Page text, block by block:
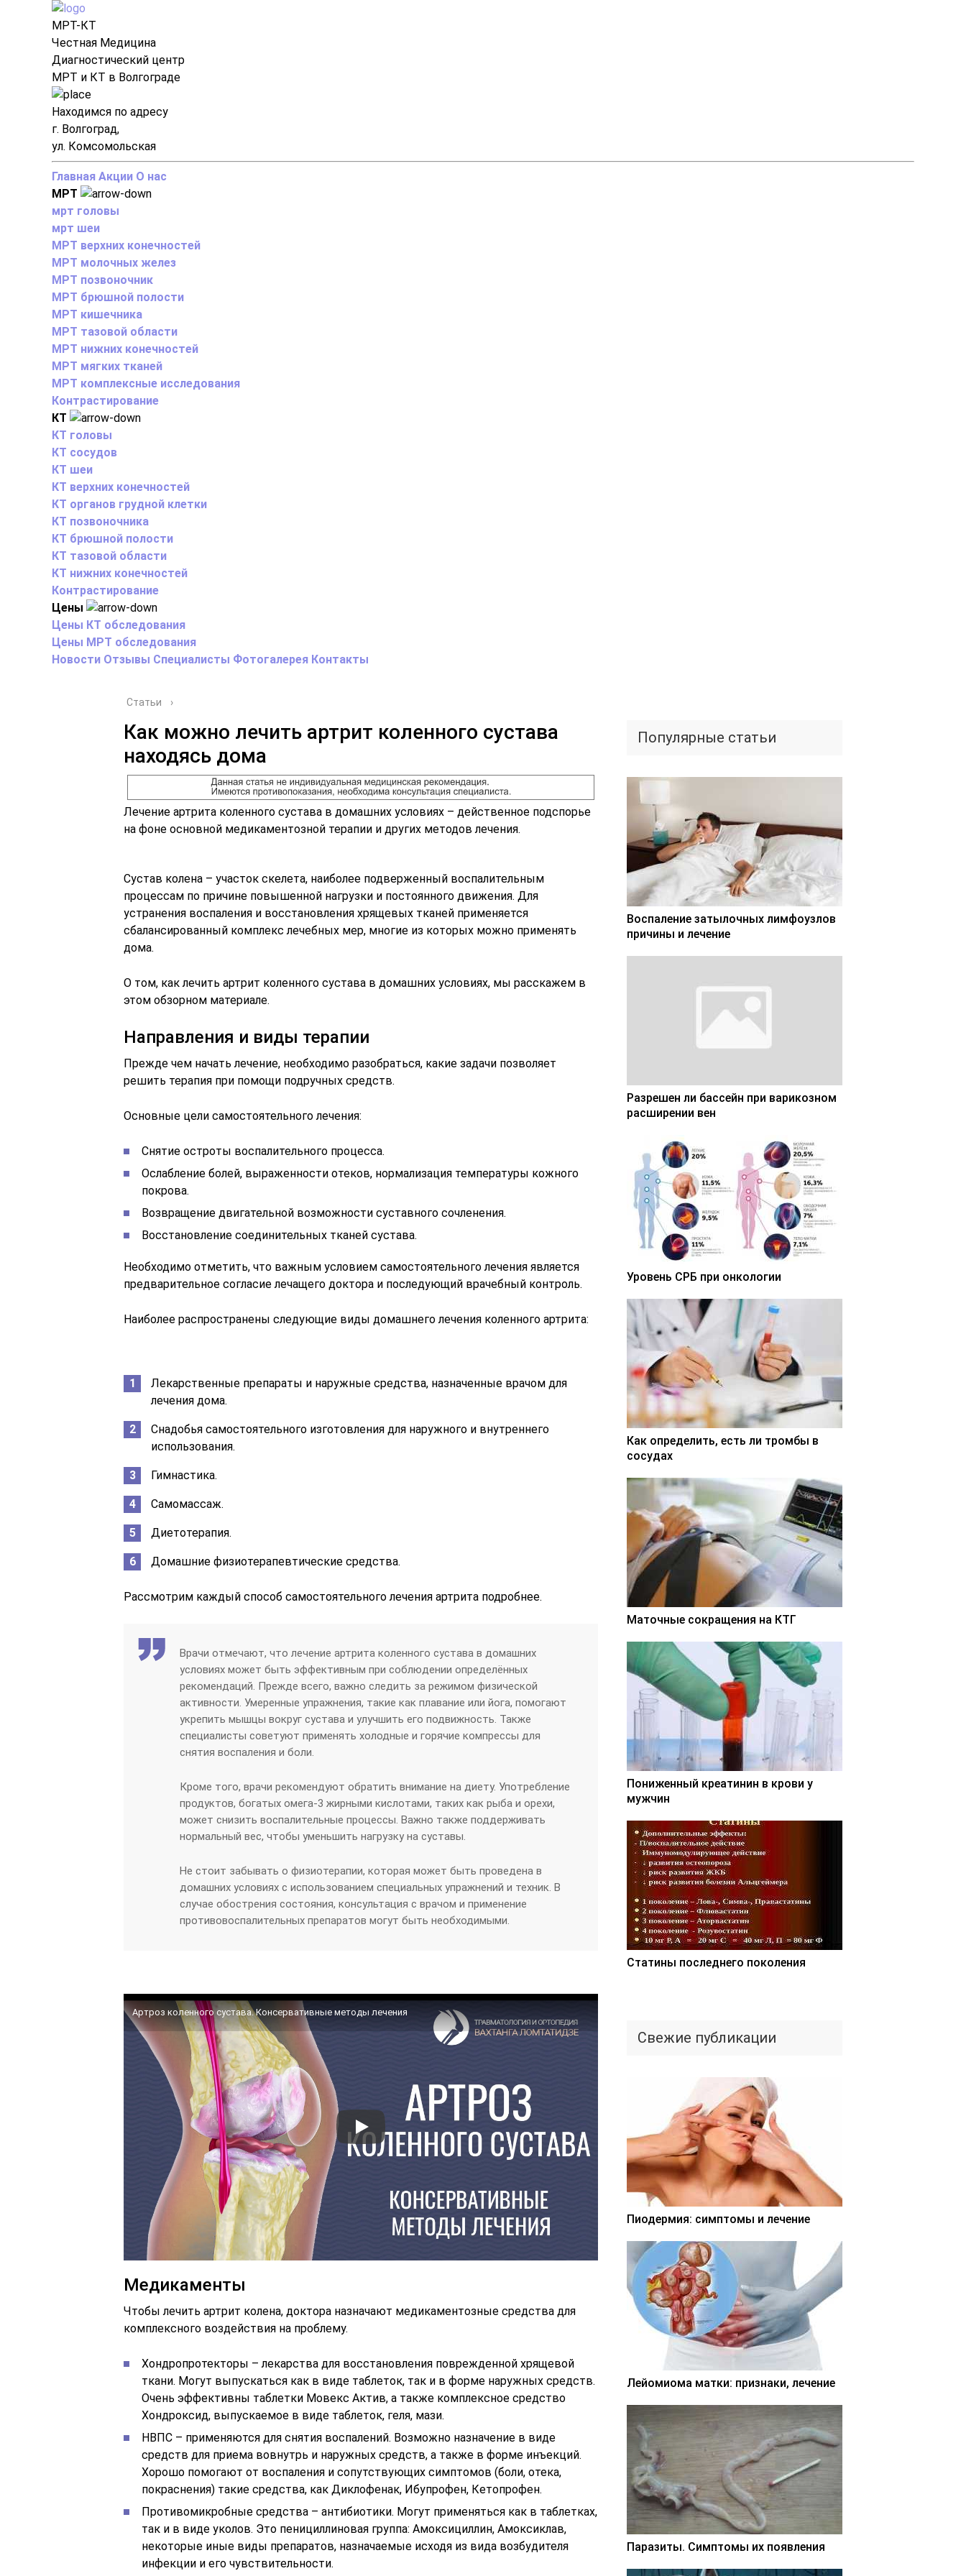
МРТ-КТ
Честная Медицина
Диагностический центр
МРТ и КТ в Волгограде
Находимся по адресу
г. Волгоград,
ул. Комсомольская
Главная Акции О нас
МРТ
мрт головы
мрт шеи
МРТ верхних конечностей
МРТ молочных желез
МРТ позвоночник
МРТ брюшной полости
МРТ кишечника
МРТ тазовой области
МРТ нижних конечностей
МРТ мягких тканей
МРТ комплексные исследования
Контрастирование
КТ
КТ головы
КТ сосудов
КТ шеи
КТ верхних конечностей
КТ органов грудной клетки
КТ позвоночника
КТ брюшной полости
КТ тазовой области
КТ нижних конечностей
Контрастирование
Цены
Цены КТ обследования
Цены МРТ обследования
Новости Отзывы Специалисты Фотогалерея Контакты
Статьи ›
Как можно лечить артрит коленного сустава
находясь дома
Лечение артрита коленного сустава в домашних условиях – действенное подспорье
на фоне основной медикаментозной терапии и других методов лечения.
Сустав колена – участок скелета, наиболее подверженный воспалительным
процессам по причине повышенной нагрузки и постоянного движения. Для
устранения воспаления и восстановления хрящевых тканей применяется
сбалансированный комплекс лечебных мер, многие из которых можно применять
дома.
О том, как лечить артрит коленного сустава в домашних условиях, мы расскажем в
этом обзорном материале.
Направления и виды терапии
Прежде чем начать лечение, необходимо разобраться, какие задачи позволяет
решить терапия при помощи подручных средств.
Основные цели самостоятельного лечения:
Снятие остроты воспалительного процесса.
Ослабление болей, выраженности отеков, нормализация температуры кожного
покрова.
Возвращение двигательной возможности суставного сочленения.
Восстановление соединительных тканей сустава.
Необходимо отметить, что важным условием самостоятельного лечения является
предварительное согласие лечащего доктора и последующий врачебный контроль.
Наиболее распространены следующие виды домашнего лечения коленного артрита:
Лекарственные препараты и наружные средства, назначенные врачом для
лечения дома.
Снадобья самостоятельного изготовления для наружного и внутреннего
использования.
Гимнастика.
Самомассаж.
Диетотерапия.
Домашние физиотерапевтические средства.
Рассмотрим каждый способ самостоятельного лечения артрита подробнее.
Врачи отмечают, что лечение артрита коленного сустава в домашних
условиях может быть эффективным при соблюдении определённых
рекомендаций. Прежде всего, важно следить за режимом физической
активности. Умеренные упражнения, такие как плавание или йога, помогают
укрепить мышцы вокруг сустава и улучшить его подвижность. Также
специалисты советуют применять холодные и горячие компрессы для
снятия воспаления и боли.
Кроме того, врачи рекомендуют обратить внимание на диету. Употребление
продуктов, богатых омега-3 жирными кислотами, таких как рыба и орехи,
может снизить воспалительные процессы. Важно также поддерживать
нормальный вес, чтобы уменьшить нагрузку на суставы.
Не стоит забывать о физиотерапии, которая может быть проведена в
домашних условиях с использованием специальных упражнений и техник. В
случае обострения состояния, консультация с врачом и применение
противовоспалительных препаратов могут быть необходимыми.
Артроз коленного сустава. Консервативные методы лечения
Медикаменты
Чтобы лечить артрит колена, доктора назначают медикаментозные средства для
комплексного воздействия на проблему.
Хондропротекторы – лекарства для восстановления поврежденной хрящевой
ткани. Могут выпускаться как в виде таблеток, так и в форме наружных средств.
Очень эффективны таблетки Мовекс Актив, а также комплексное средство
Хондроксид, выпускаемое в виде таблеток, геля, мази.
НВПС – применяются для снятия воспалений. Возможно назначение в виде
средств для приема вовнутрь и наружных средств, а также в форме инъекций.
Хорошо помогают от воспаления и сопутствующих симптомов (боли, отека,
покраснения) такие средства, как Диклофенак, Ибупрофен, Кетопрофен.
Противомикробные средства – антибиотики. Могут применяться как в таблетках,
так и в виде уколов. Это пенициллиновая группа: Амоксициллин, Амоксиклав,
некоторые иные виды препаратов, назначаемые исходя из вида возбудителя
инфекции и его чувствительности.
Популярные статьи
Воспаление затылочных лимфоузлов
причины и лечение
Разрешен ли бассейн при варикозном
расширении вен
Уровень СРБ при онкологии
Как определить, есть ли тромбы в
сосудах
Маточные сокращения на КТГ
Пониженный креатинин в крови у
мужчин
Статины последнего поколения
Свежие публикации
Пиодермия: симптомы и лечение
Лейомиома матки: признаки, лечение
Паразиты. Симптомы их появления